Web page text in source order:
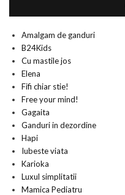
Amalgam de ganduri
B24Kids
Cu mastile jos
Elena
Fifi chiar stie!
Free your mind!
Gagaita
Ganduri in dezordine
Hapi
Iubeste viata
Karioka
Luxul simplitatii
Mamica Pediatru